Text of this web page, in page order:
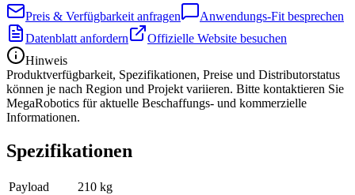
Preis & Verfügbarkeit anfragen
Anwendungs-Fit besprechen
Datenblatt anfordern
Offizielle Website besuchen
Hinweis
Produktverfügbarkeit, Spezifikationen, Preise und Distributorstatus
können je nach Region und Projekt variieren. Bitte kontaktieren Sie
MegaRobotics für aktuelle Beschaffungs- und kommerzielle
Informationen.
Spezifikationen
Payload
210 kg